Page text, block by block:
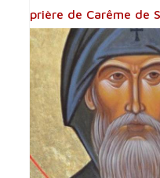
prière de Carême de